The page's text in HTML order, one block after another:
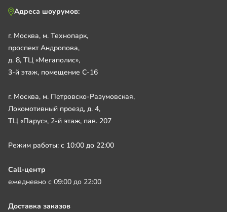
Адреса шоурумов:
г. Москва, м. Технопарк,
проспект Андропова,
д. 8, ТЦ «Мегаполис»,
3-й этаж, помещение С-16
г. Москва, м. Петровско-Разумовская,
Локомотивный проезд, д. 4,
ТЦ «Парус», 2-й этаж, пав. 207
Режим работы: с 10:00 до 22:00
Call-центр
ежедневно с 09:00 до 22:00
Доставка заказов